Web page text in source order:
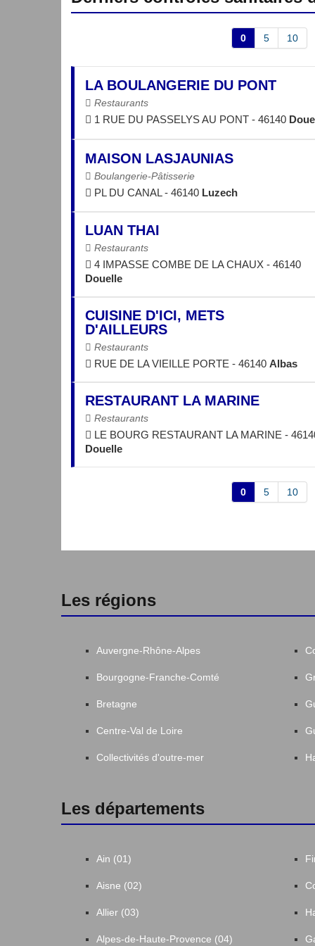
0 5 10
LA BOULANGERIE DU PONT
Restaurants
1 RUE DU PASSELYS AU PONT - 46140
MAISON LASJAUNIAS
Boulangerie-Pâtisserie
PL DU CANAL - 46140 Luzech
LUAN THAI
Restaurants
4 IMPASSE COMBE DE LA CHAUX - 46140
Douelle
CUISINE D'ICI, METS
D'AILLEURS
Restaurants
RUE DE LA VIEILLE PORTE - 46140 Albas
RESTAURANT LA MARINE
Restaurants
LE BOURG RESTAURANT LA MARINE -
Douelle
0 5 10
Les régions
Auvergne-Rhône-Alpes
Bourgogne-Franche-Comté
Bretagne
Centre-Val de Loire
Collectivités d'outre-mer
Les départements
Ain (01)
Aisne (02)
Allier (03)
Alpes-de-Haute-Provence (04)